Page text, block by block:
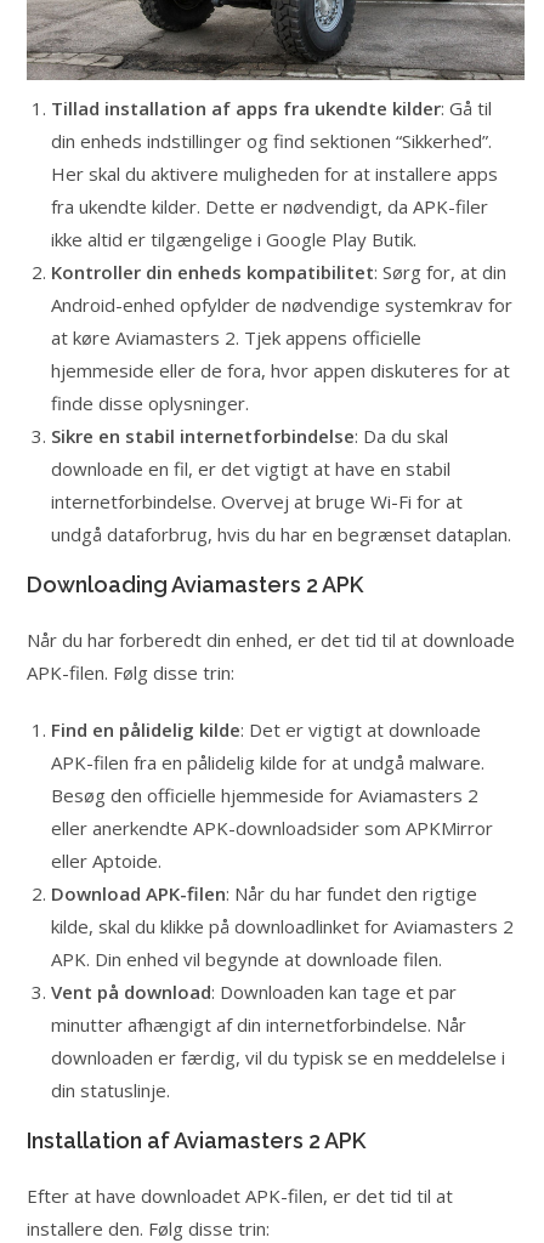
Tillad installation af apps fra ukendte kilder: Gå til
din enheds indstillinger og find sektionen “Sikkerhed”.
Her skal du aktivere muligheden for at installere apps
fra ukendte kilder. Dette er nødvendigt, da APK-filer
ikke altid er tilgængelige i Google Play Butik.
Kontroller din enheds kompatibilitet: Sørg for, at din
Android-enhed opfylder de nødvendige systemkrav for
at køre Aviamasters 2. Tjek appens officielle
hjemmeside eller de fora, hvor appen diskuteres for at
finde disse oplysninger.
Sikre en stabil internetforbindelse: Da du skal
downloade en fil, er det vigtigt at have en stabil
internetforbindelse. Overvej at bruge Wi-Fi for at
undgå dataforbrug, hvis du har en begrænset dataplan.
Downloading Aviamasters 2 APK
Når du har forberedt din enhed, er det tid til at downloade
APK-filen. Følg disse trin:
Find en pålidelig kilde: Det er vigtigt at downloade
APK-filen fra en pålidelig kilde for at undgå malware.
Besøg den officielle hjemmeside for Aviamasters 2
eller anerkendte APK-downloadsider som APKMirror
eller Aptoide.
Download APK-filen: Når du har fundet den rigtige
kilde, skal du klikke på downloadlinket for Aviamasters 2
APK. Din enhed vil begynde at downloade filen.
Vent på download: Downloaden kan tage et par
minutter afhængigt af din internetforbindelse. Når
downloaden er færdig, vil du typisk se en meddelelse i
din statuslinje.
Installation af Aviamasters 2 APK
Efter at have downloadet APK-filen, er det tid til at
installere den. Følg disse trin: